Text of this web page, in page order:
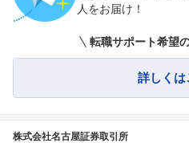
人をお届け！
転職サポート希望
詳しくは
株式会社名古屋証券取引所